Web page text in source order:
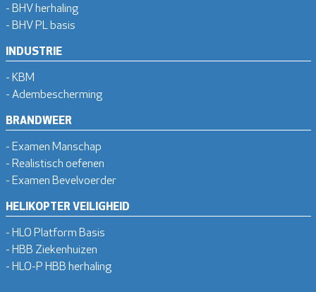
- BHV herhaling
- BHV PL basis
INDUSTRIE
- KBM
- Adembescherming
BRANDWEER
- Examen Manschap
- Realistisch oefenen
- Examen Bevelvoerder
HELIKOPTER VEILIGHEID
- HLO Platform Basis
- HBB Ziekenhuizen
- HLO-P HBB herhaling